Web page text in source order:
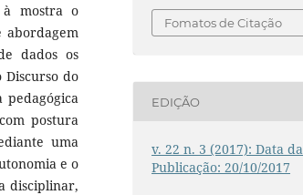
à mostra o
abordagem
dados os
Discurso do
pedagógica
postura
uma
e o
disciplinar,
Fomatos de Citação
EDIÇÃO
v. 22 n. 3 (2017): Data da
Publicação: 20/10/2017